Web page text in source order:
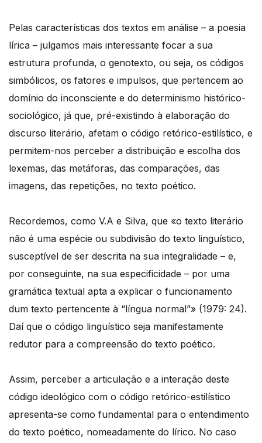
Pelas características dos textos em análise – a poesia
lírica – julgamos mais interessante focar a sua
estrutura profunda, o genotexto, ou seja, os códigos
simbólicos, os fatores e impulsos, que pertencem ao
domínio do inconsciente e do determinismo histórico-
sociológico, já que, pré-existindo à elaboração do
discurso literário, afetam o código retórico-estilístico, e
permitem-nos perceber a distribuição e escolha dos
lexemas, das metáforas, das comparações, das
imagens, das repetições, no texto poético.
Recordemos, como V.A e Silva, que «o texto literário
não é uma espécie ou subdivisão do texto linguístico,
susceptível de ser descrita na sua integralidade – e,
por conseguinte, na sua especificidade – por uma
gramática textual apta a explicar o funcionamento
dum texto pertencente à “língua normal”» (1979: 24).
Daí que o código linguístico seja manifestamente
redutor para a compreensão do texto poético.
Assim, perceber a articulação e a interação deste
código ideológico com o código retórico-estilístico
apresenta-se como fundamental para o entendimento
do texto poético, nomeadamente do lírico. No caso